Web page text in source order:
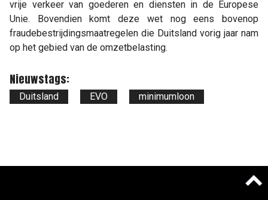
vrije verkeer van goederen en diensten in de Europese
Unie. Bovendien komt deze wet nog eens bovenop
fraudebestrijdingsmaatregelen die Duitsland vorig jaar nam
op het gebied van de omzetbelasting.
Nieuwstags:
Duitsland EVO minimumloon